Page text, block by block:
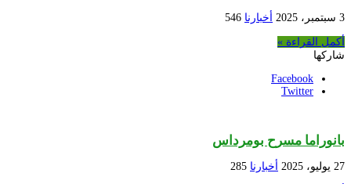
3 سبتمبر، 2025 أخبارنا 546
أكمل القراءة »
شاركها
Facebook
Twitter
بانوراما مسرح بومرداس
27 يوليو، 2025 أخبارنا 285